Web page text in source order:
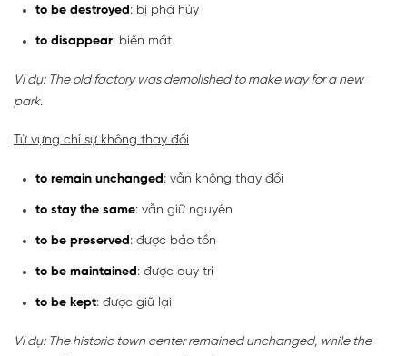
to be destroyed: bị phá hủy
to disappear: biến mất
Ví dụ: The old factory was demolished to make way for a new
park.
Từ vựng chỉ sự không thay đổi
to remain unchanged: vẫn không thay đổi
to stay the same: vẫn giữ nguyên
to be preserved: được bảo tồn
to be maintained: được duy trì
to be kept: được giữ lại
Ví dụ: The historic town center remained unchanged, while the